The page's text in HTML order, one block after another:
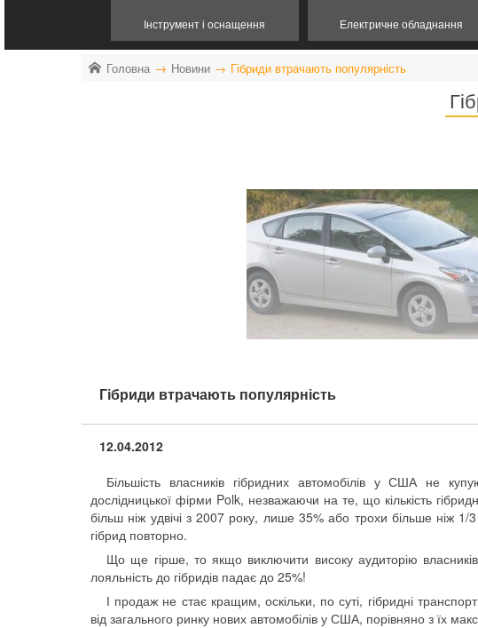
Інструмент і оснащення Електричне обладнання
Головна Новини Гібриди втрачають популярність
Гібриди втрачають популярність
12.04.2012
Більшість власників гібридних автомобілів у США не
дослідницької фірми Polk, незважаючи на те, що кількість
більш ніж удвічі з 2007 року, лише 35% або трохи більше ніж 1/
гібрид повторно.
Що ще гірше, то якщо виключити високу аудиторію
лояльність до гібридів падає до 25%!
І продаж не стає кращим, оскільки, по суті, гібридні
від загального ринку нових автомобілів у США, порівняно з їх